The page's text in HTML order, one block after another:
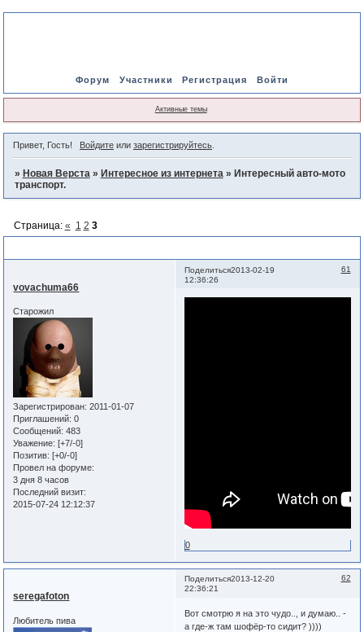
Форум Участники Регистрация Войти
Активные темы
Привет, Гость! Войдитеили зарегистрируйтесь.
» Новая Верста » Интересное из интернета » Интересный авто-мото
транспорт.
Страница: « 1 2 3
Поделиться 61
2013-02-19
12:36:26
vovachuma66
Старожил
Зарегистрирован: 2011-01-07
Приглашений: 0
Сообщений: 483
Уважение: [+7/-0]
Позитив: [+0/-0]
Провел на форуме:
3 дня 8 часов
Последний визит:
2015-07-24 12:12:37
0
Поделиться 62
2013-12-20
22:36:21
seregafoton
Любитель пива
Вот смотрю я на это чудо.., и думаю.. -
а где-ж там шофёр-то сидит? ))))